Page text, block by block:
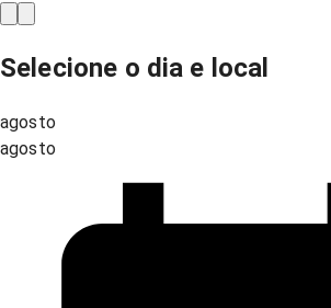
Selecione o dia e local
agosto
agosto